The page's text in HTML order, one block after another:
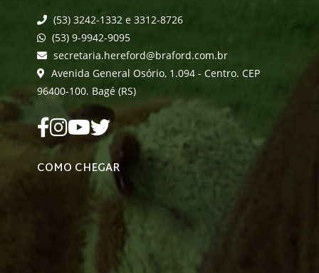
(53) 3242-1332 e 3312-8726
(53) 9-9942-9095
secretaria.hereford@braford.com.br
Avenida General Osório, 1.094 - Centro. CEP
96400-100. Bagé (RS)
COMO CHEGAR